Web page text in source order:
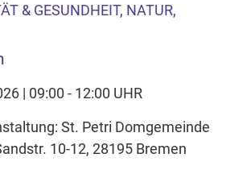
& GESUNDHEIT, NATUR,
| 09:00 - 12:00 UHR
St. Petri Domgemeinde
10-12, 28195 Bremen